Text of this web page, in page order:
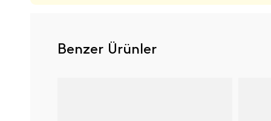
Benzer Ürünler